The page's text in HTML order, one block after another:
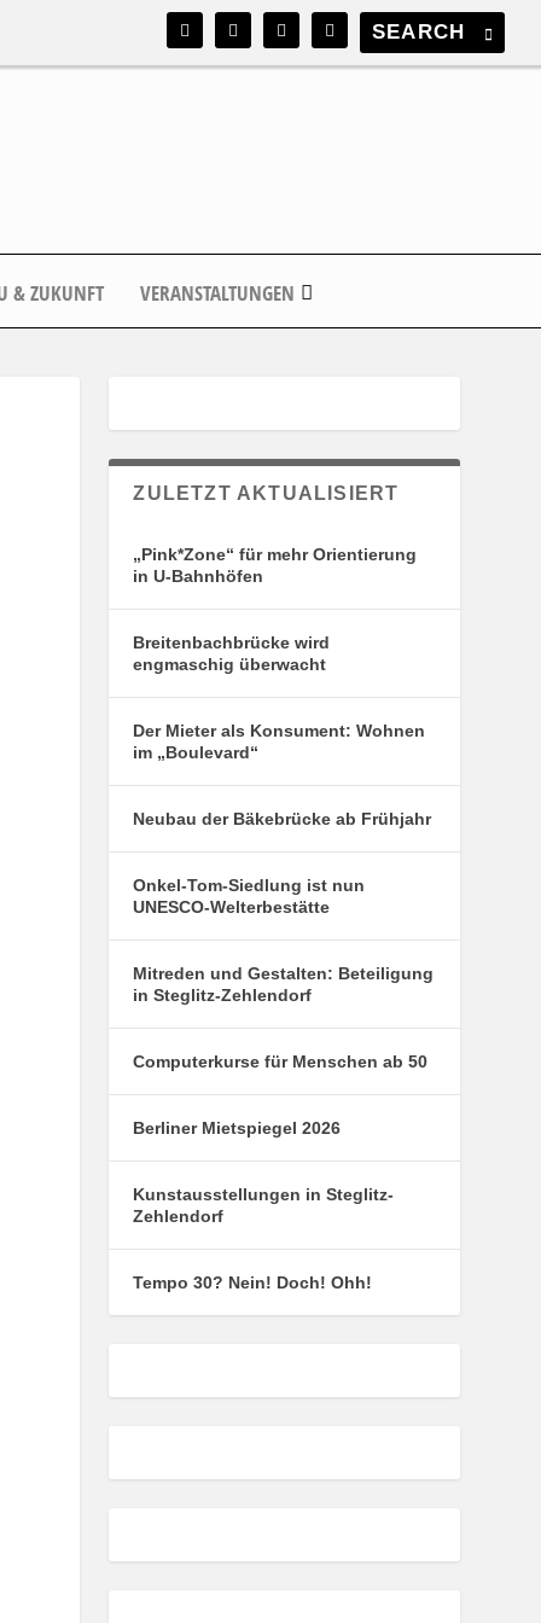
& ZUKUNFT VERANSTALTUNGEN
ZULETZT AKTUALISIERT
„Pink*Zone“ für mehr Orientierung
in U-Bahnhöfen
Breitenbachbrücke wird
engmaschig überwacht
Der Mieter als Konsument: Wohnen
im „Boulevard“
Neubau der Bäkebrücke ab Frühjahr
Onkel-Tom-Siedlung ist nun
UNESCO-Welterbestätte
Mitreden und Gestalten: Beteiligung
in Steglitz-Zehlendorf
Computerkurse für Menschen ab 50
Berliner Mietspiegel 2026
Kunstausstellungen in Steglitz-
Zehlendorf
Tempo 30? Nein! Doch! Ohh!